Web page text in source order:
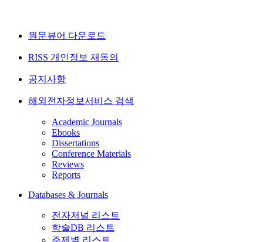
원문뷰어 다운로드
RISS 개인정보 재동의
공지사항
해외전자정보서비스 검색
Academic Journals
Ebooks
Dissertations
Conference Materials
Reviews
Reports
Databases & Journals
전자저널 리스트
학술DB 리스트
주제별 리스트